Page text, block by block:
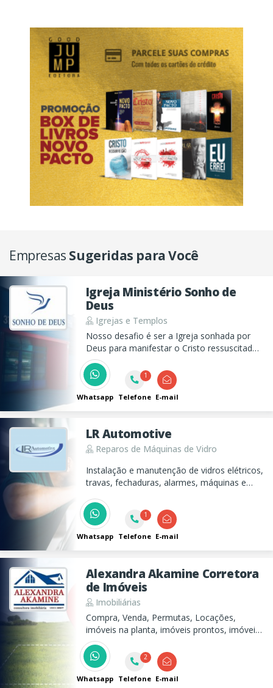
Empresas Sugeridas para Você
Igreja Ministério Sonho de
Deus
Igrejas e Templos
Nosso desafio é ser a Igreja sonhada por
Deus para manifestar o Cristo ressuscitado
e estabelecer nesta Terra o Seu Reino!
Whatsapp
1
Telefone E-mail
LR Automotive
Reparos de Máquinas de Vidro
Instalação e manutenção de vidros elétricos,
travas, fechaduras, alarmes, máquinas e
manutenção de teto solar. Também
polimento de faróis.
Whatsapp
1
Telefone E-mail
Alexandra Akamine Corretora
de Imóveis
Imobiliárias
Compra, Venda, Permutas, Locações,
imóveis na planta, imóveis prontos, imóveis
rurais, Contratos avulsos, Avaliações
imobiliárias. Serviços imobiliários diversos.
ENTRE EM CONTATO PARA QUE
POSSAMOS TE ATENDER!
Whatsapp
2
Telefone E-mail